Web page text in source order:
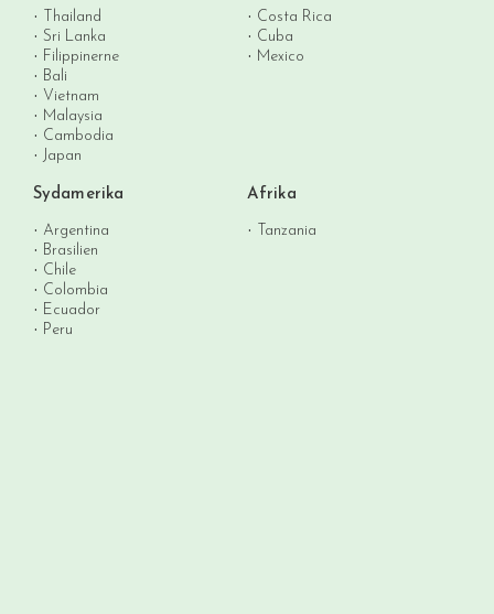
Thailand
Sri Lanka
Filippinerne
Bali
Vietnam
Malaysia
Cambodia
Japan
Costa Rica
Cuba
Mexico
Sydamerika
Argentina
Brasilien
Chile
Colombia
Ecuador
Peru
Afrika
Tanzania